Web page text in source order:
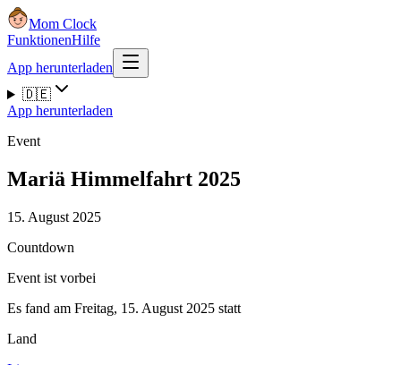
Mom Clock
FunktionenHilfe
App herunterladen
🇩🇪
App herunterladen
Event
Mariä Himmelfahrt 2025
15. August 2025
Countdown
Event ist vorbei
Es fand am Freitag, 15. August 2025 statt
Land